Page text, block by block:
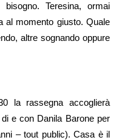
Teresina, ormai
al momento giusto. Quale
altre sognando oppure
la rassegna accoglierà
e con Danila Barone per
– tout public). Casa è il